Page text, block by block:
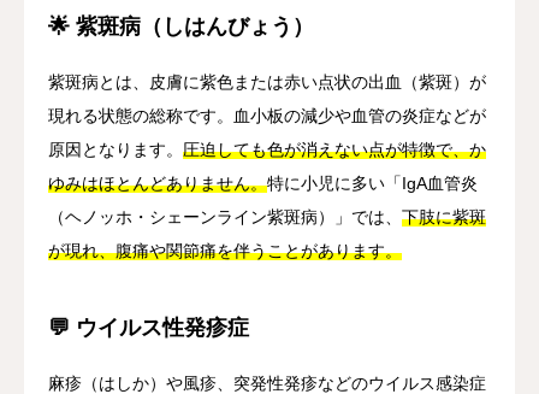
🌟 紫斑病（しはんびょう）
紫斑病とは、皮膚に紫色または赤い点状の出血（紫斑）が
現れる状態の総称です。血小板の減少や血管の炎症などが
原因となります。 圧迫しても色が消えない点が特徴で、か
ゆみはほとんどありません。特に小児に多い「IgA血管炎
（ヘノッホ・シェーンライン紫斑病）」では、 下肢に紫斑
が現れ、腹痛や関節痛を伴うことがあります。
💬 ウイルス性発疹症
麻疹（はしか）や風疹、突発性発疹などのウイルス感染症